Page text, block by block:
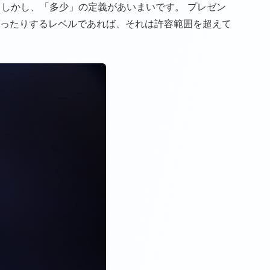
かし、「多少」の定義があいまいです。 プレゼン
たりするレベルであれば、それは許容範囲を超えて